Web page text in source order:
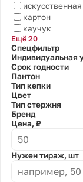
картон
каучук
Ещё 20
Спецфильтр
Индивидуальная
Срок годности
Пантон
Тип кепки
Цвет
Тип стержня
Бренд
Цена, ₽
Нужен тираж, шт